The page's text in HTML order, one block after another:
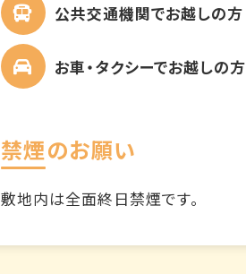
公共交通機関でお越しの方
お車・タクシーでお越しの方
禁煙のお願い
敷地内は全面終日禁煙です。